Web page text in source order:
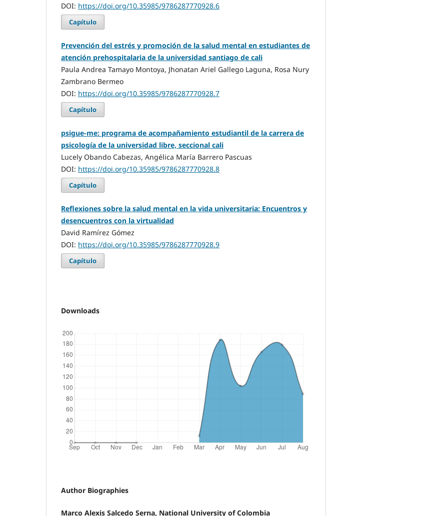
DOI: https://doi.org/10.35985/9786287770928.6
Capítulo
Prevención del estrés y promoción de la salud mental en estudiantes de
atención prehospitalaria de la universidad santiago de cali
Paula Andrea Tamayo Montoya, Jhonatan Ariel Gallego Laguna, Rosa Nury
Zambrano Bermeo
DOI: https://doi.org/10.35985/9786287770928.7
Capítulo
psigue-me: programa de acompañamiento estudiantil de la carrera de
psicología de la universidad libre, seccional cali
Lucely Obando Cabezas, Angélica María Barrero Pascuas
DOI: https://doi.org/10.35985/9786287770928.8
Capítulo
Reflexiones sobre la salud mental en la vida universitaria: Encuentros y
desencuentros con la virtualidad
David Ramírez Gómez
DOI: https://doi.org/10.35985/9786287770928.9
Capítulo
Downloads
Author Biographies
Marco Alexis Salcedo Serna, National University of Colombia